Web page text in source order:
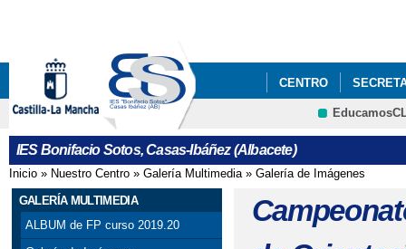
CENTRO
FONDO SOCIAL
CARTA ECHE
IES Bonifacio Sotos, Casas-Ibáñez (Albacete)
Se encuentra usted aquí
Inicio » Nuestro Centro » Galería Multimedia» Galería de Imágenes
GALERÍA MULTIMEDIA
ALBUM de FP curso 2019.20